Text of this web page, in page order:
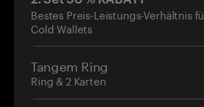
Bestes Preis-Leistungs-Verhältnis
Cold Wallets
Tangem Ring
Ring & 2 Karten